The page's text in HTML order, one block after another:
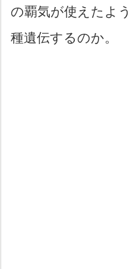
の覇気が使えたよ
種遺伝するのか。